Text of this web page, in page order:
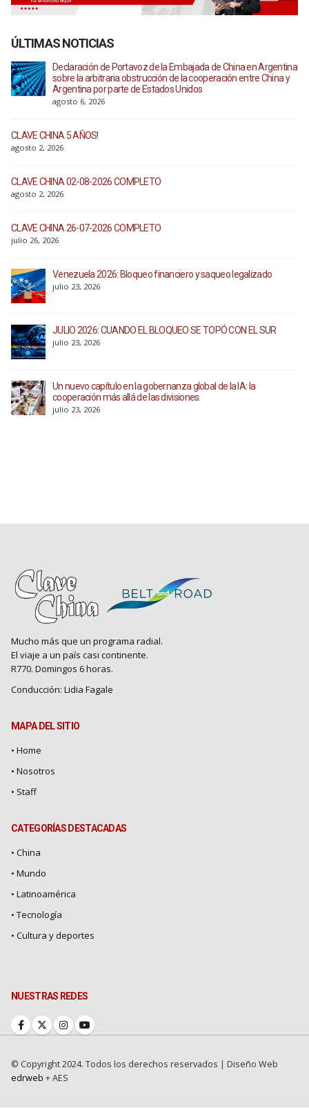
ÚLTIMAS NOTICIAS
Declaración de Portavoz de la Embajada de China en Argentina
sobre la arbitraria obstrucción de la cooperación entre China y
Argentina por parte de Estados Unidos
agosto 6, 2026
CLAVE CHINA 5 AÑOS!
agosto 2, 2026
CLAVE CHINA 02-08-2026 COMPLETO
agosto 2, 2026
CLAVE CHINA 26-07-2026 COMPLETO
julio 26, 2026
Venezuela 2026: Bloqueo financiero y saqueo legalizado
julio 23, 2026
JULIO 2026: CUANDO EL BLOQUEO SE TOPÓ CON EL SUR
julio 23, 2026
Un nuevo capítulo en la gobernanza global de la IA: la
cooperación más allá de las divisiones.
julio 23, 2026
Mucho más que un programa radial.
El viaje a un país casi continente.
R770. Domingos 6 horas.
Conducción: Lidia Fagale
MAPA DEL SITIO
• Home
• Nosotros
• Staff
CATEGORÍAS DESTACADAS
• China
• Mundo
• Latinoamérica
• Tecnología
• Cultura y deportes
NUESTRAS REDES
© Copyright 2024. Todos los derechos reservados | Diseño Web
edrweb + AES